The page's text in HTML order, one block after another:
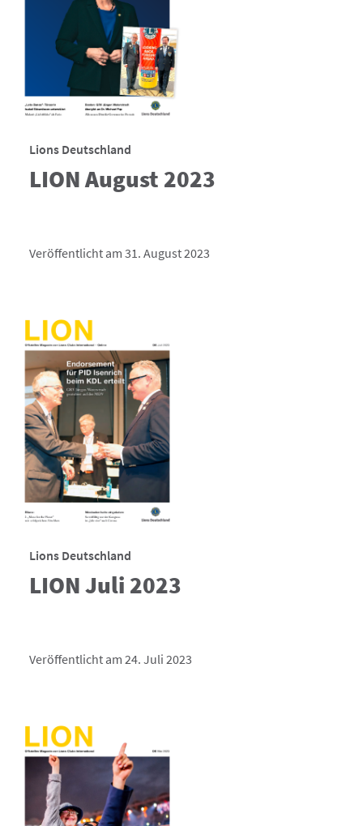
Lions Deutschland
LION August 2023
Veröffentlicht am 31. August 2023
Lions Deutschland
LION Juli 2023
Veröffentlicht am 24. Juli 2023